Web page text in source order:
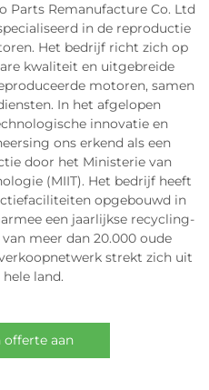
Parts Remanufacture Co. Ltd
in de reproductie
Het bedrijf richt zich op
kwaliteit en uitgebreide
motoren, samen
In het afgelopen
innovatie en
ons erkend als een
door het Ministerie van
(MIIT). Het bedrijf heeft
opgebouwd in
een jaarlijkse recycling-
meer dan 20.000 oude
strekt zich uit
land.
offerte aan